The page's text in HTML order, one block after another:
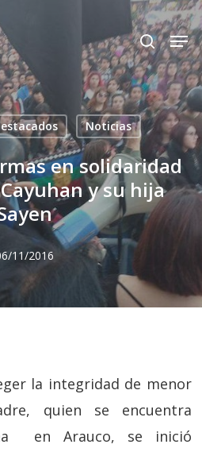
search
Noticias
en solidaridad
y su hija
11/2016
la integridad de menor
quien se encuentra
en Arauco, se inició
Close
Menu